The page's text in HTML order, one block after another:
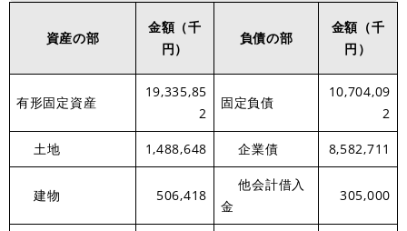
資産の部
金額（千
円）
負債の部
金額（千
円）
有形固定資産
19,335,85
2
固定負債
10,704,09
2
土地 1,488,648 企業債 8,582,711
建物 506,418
他会計借入
金
305,000